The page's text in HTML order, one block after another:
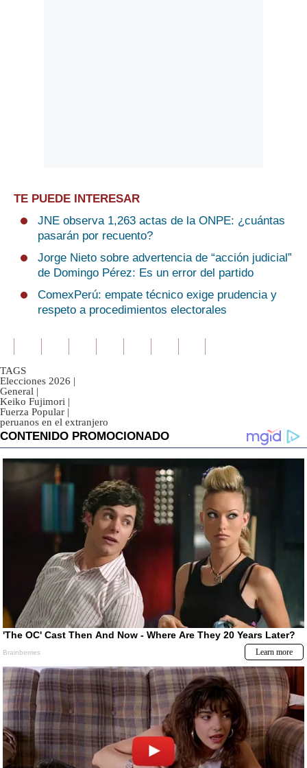
TE PUEDE INTERESAR
JNE observa 1,263 actas de la ONPE: ¿cuántas
pasarán por recuento?
Jorge Nieto sobre advertencia de “acción judicial”
de Domingo Pérez: Es un error del partido
ComexPerú: empate técnico exige prudencia y
respeto a procedimientos electorales
TAGS
Elecciones 2026 |
General |
Keiko Fujimori |
Fuerza Popular |
peruanos en el extranjero